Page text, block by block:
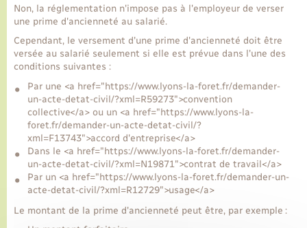
Histoire et patrimoine
L’intercommunalité
Numérique et services - accompagnement
Organisation d’événement
Seniors
Transports
Voirie et espace public
Non, la réglementation n'impose pas à l'employeur de verser
une prime d'ancienneté au salarié.
Cependant, le versement d'une prime d'ancienneté doit être
versée au salarié seulement si elle est prévue dans l'une des
conditions suivantes :
Par une <a href="https://www.lyons-la-foret.fr/demander-
un-acte-detat-civil/?xml=R59273">convention
collective</a> ou un <a href="https://www.lyons-la-
foret.fr/demander-un-acte-detat-civil/?
xml=F13743">accord d'entreprise</a>
Dans le <a href="https://www.lyons-la-foret.fr/demander-
un-acte-detat-civil/?xml=N19871">contrat de travail</a>
Par un <a href="https://www.lyons-la-foret.fr/demander-un-
acte-detat-civil/?xml=R12729">usage</a>
Le montant de la prime d'ancienneté peut être, par exemple :